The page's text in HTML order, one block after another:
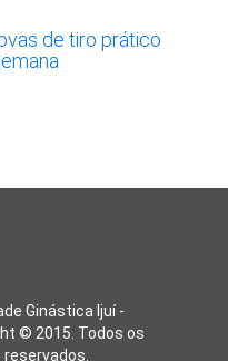
de tiro prático
Ginástica Ijuí -
© 2015. Todos os